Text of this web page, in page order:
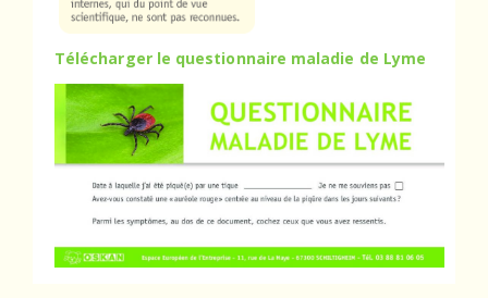
Télécharger le questionnaire maladie de Lyme